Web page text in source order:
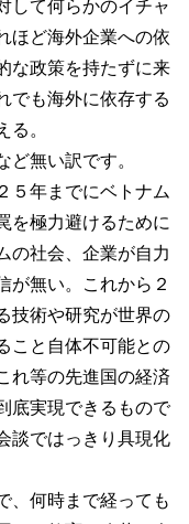
して何らかのイチャ
ほど海外企業への依
な政策を持たずに来
でも海外に依存する
る。
無い訳です。
５年までにベトナム
を極力避けるために
の社会、企業が自力
が無い。これから２
技術や研究が世界の
こと自体不可能との
れ等の先進国の経済
底実現できるもので
談ではっきり具現化
、何時まで経っても